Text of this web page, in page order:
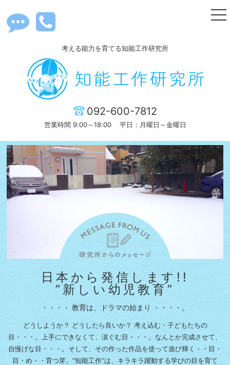
考える能力を育てる知能工作研究所
092-600-7812
営業時間 9:00～18:00 平日：月曜日～金曜日
日本から発信します!!
”新しい幼児教育”
・・・・ 教育は、ドラマの始まり ・・・・。
どうしようか？ どうしたら良いか？ 考え込む・子どもたちの
目・・・。
上手にできなくて、涙ぐむ目・・・。なんとか完成させて、
自慢げな目・・・。 そして、その作った作品を使って遊び輝く・・目・
目・め・・育つ芽。 “知能工作”は、キラキラ躍動する学びの目を育て